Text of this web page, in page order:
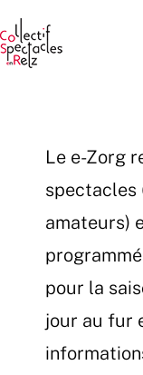
au
contenu
Le e-Zorg
spectacles
amateurs)
pour la
jour au fur